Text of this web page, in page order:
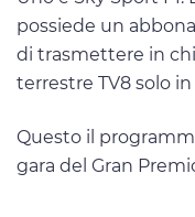
possiede un
di trasmettere in
terrestre TV8 solo
Questo il
gara del Gran